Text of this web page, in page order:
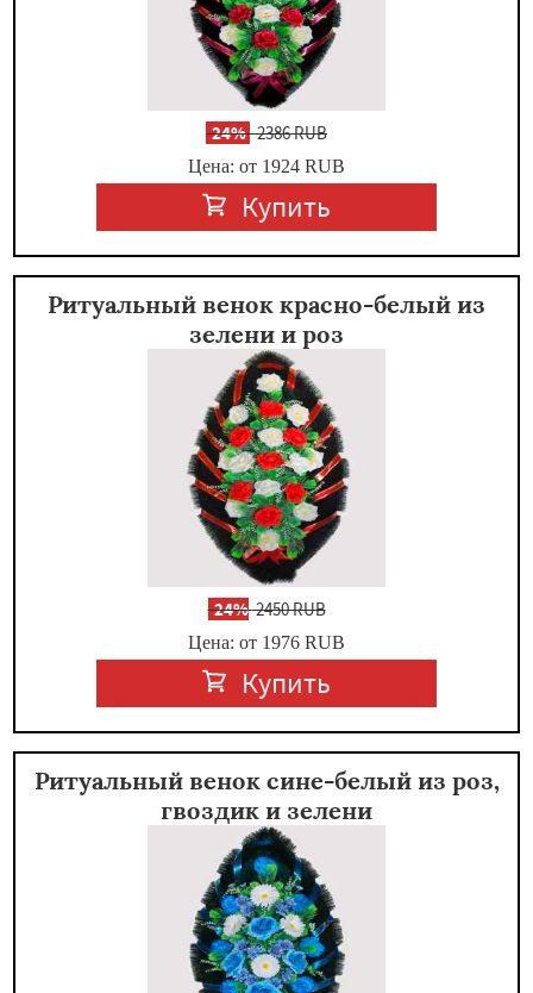
-24%2386 RUB
Цена: от 1924 RUB
Купить
Ритуальный венок красно-белый из
зелени и роз
-24%2450 RUB
Цена: от 1976 RUB
Купить
Ритуальный венок сине-белый из роз,
гвоздик и зелени